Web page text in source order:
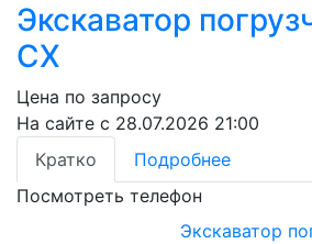
Экскаватор
CX
Цена по запросу
На сайте с 28.07.2026 21:00
Кратко
Подробнее
Посмотреть телефон
Экскаватор